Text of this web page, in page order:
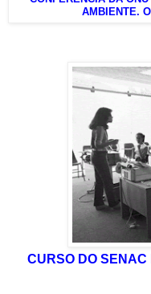
AMBIENTE.
CURSO DO